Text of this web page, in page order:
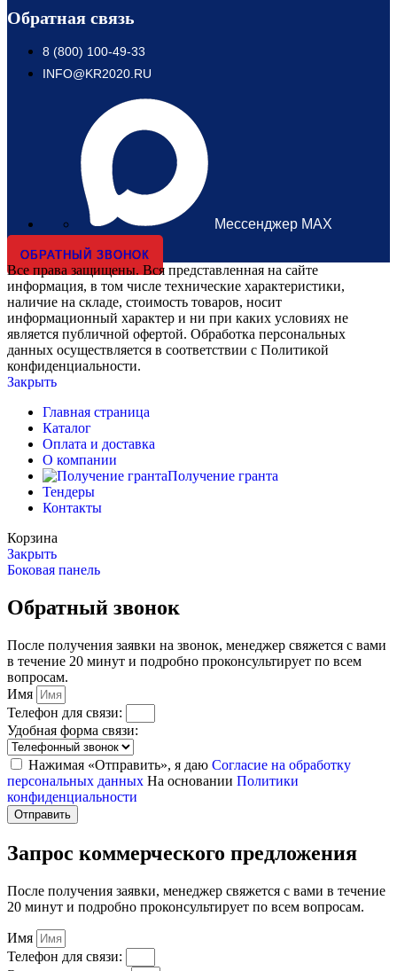
Обратная связь
8 (800) 100-49-33
INFO@KR2020.RU
Мессенджер MAX
ОБРАТНЫЙ ЗВОНОК
Все права защищены. Вся представленная на сайте
информация, в том числе технические характеристики,
наличие на складе, стоимость товаров, носит
информационный характер и ни при каких условиях не
является публичной офертой. Обработка персональных
данных осуществляется в соответствии с Политикой
конфиденциальности.
Закрыть
Главная страница
Каталог
Оплата и доставка
О компании
Получение гранта
Тендеры
Контакты
Корзина
Закрыть
Боковая панель
Обратный звонок
После получения заявки на звонок, менеджер свяжется с вами
в течение 20 минут и подробно проконсультирует по всем
вопросам.
Имя
Телефон для связи:
Удобная форма связи:
Нажимая «Отправить», я даю Согласие на обработку
персональных данных На основании Политики
конфиденциальности
Отправить
Запрос коммерческого предложения
После получения заявки, менеджер свяжется с вами в течение
20 минут и подробно проконсультирует по всем вопросам.
Имя
Телефон для связи: